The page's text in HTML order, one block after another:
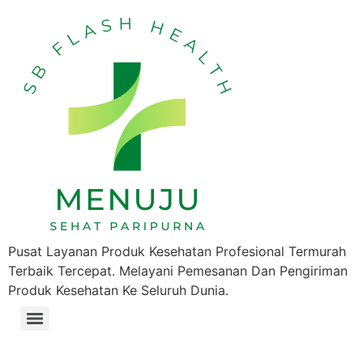
Pusat Layanan Produk Kesehatan Profesional Termurah
Terbaik Tercepat. Melayani Pemesanan Dan Pengiriman
Produk Kesehatan Ke Seluruh Dunia.